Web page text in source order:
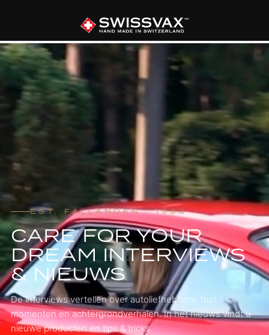
EST. FÄLLANDEN · 1930
CARE FOR YOUR
DREAM INTERVIEWS
& NIEUWS
De interviews vertellen over autoliefhebbers, hun
momenten en achtergrondverhalen. In het nieuws vindt u
nieuwe producten en tips & tricks.